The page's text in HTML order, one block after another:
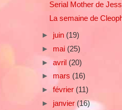
Serial Mother de
La semaine de
► juin (19)
► mai (25)
► avril (20)
► mars (16)
► février (11)
► janvier (16)